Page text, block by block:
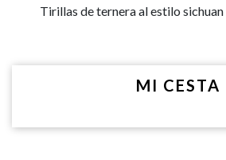
Tirillas de ternera al estilo
MI CESTA